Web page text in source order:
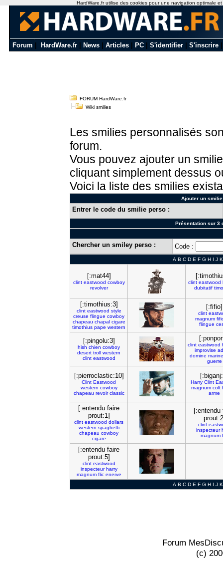
Forum HardWare.fr News Articles PC S'identifier S'inscrire
FORUM HardWare.fr
Wiki smilies
Les smilies personnalisés
forum.
Vous pouvez ajouter un
cliquant simplement dessus
Voici la liste des smilies
Ajouter un
Entrer le code du smilie perso :
Présentation sur 3
Chercher un smiley perso : Code :
A B C D E F G H I J K
[:mat44]
clint eastwood cowboy
revolver
clint eastwood
dubitatif
[:timothius:3]
clint eastwood style
creuse flingue cowboy
chapeau chapal cigare
timothius pape western
[:fifio]
clint
magnum
flingue
[:pingolu:3]
hish chien cowboy
desert troll western
clint eastwood
clint eastwood
improvise
domine marine
guerre
[:pierroclastic:10]
Clint Eastwood
western cowboy
chapeau revoir classic
Harry Clint
magnum colt
arme
[:entendu faire
prout:1]
clint eastwood dollars
western spaghetti
chapeau cowboy
cigare
[:entendu
clint
inspecteur
magnum
[:entendu faire
prout:5]
clint eastwood
inspecteur harry
magnum flic enerve
A B C D E F G H I J K
Forum
(c)
HardWare.fr utilise des cookies pour une navigation optimale